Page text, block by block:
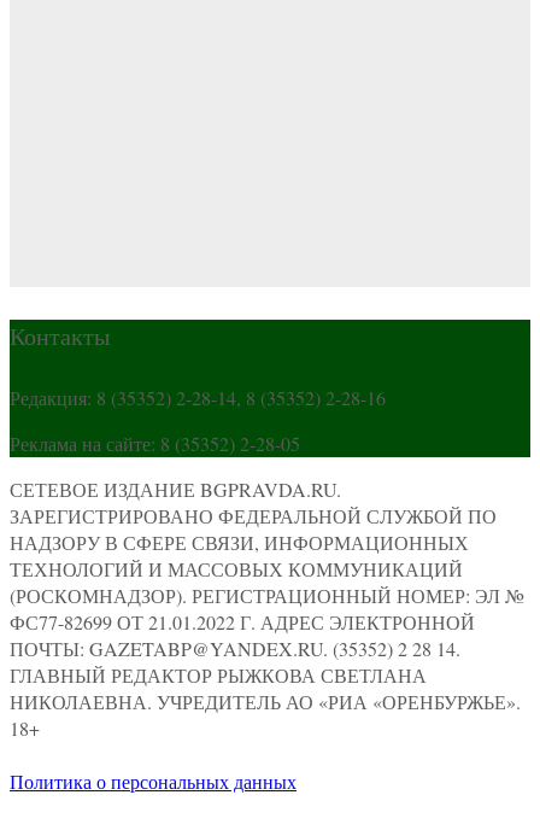
Контакты
Редакция: 8 (35352) 2-28-14, 8 (35352) 2-28-16
Реклама на сайте: 8 (35352) 2-28-05
СЕТЕВОЕ ИЗДАНИЕ BGPRAVDA.RU.
ЗАРЕГИСТРИРОВАНО ФЕДЕРАЛЬНОЙ СЛУЖБОЙ ПО
НАДЗОРУ В СФЕРЕ СВЯЗИ, ИНФОРМАЦИОННЫХ
ТЕХНОЛОГИЙ И МАССОВЫХ КОММУНИКАЦИЙ
(РОСКОМНАДЗОР). РЕГИСТРАЦИОННЫЙ НОМЕР: ЭЛ №
ФС77-82699 ОТ 21.01.2022 Г. АДРЕС ЭЛЕКТРОННОЙ
ПОЧТЫ: GAZETABP@YANDEX.RU. (35352) 2 28 14.
ГЛАВНЫЙ РЕДАКТОР РЫЖКОВА СВЕТЛАНА
НИКОЛАЕВНА. УЧРЕДИТЕЛЬ АО «РИА «ОРЕНБУРЖЬЕ».
18+
Политика о персональных данных